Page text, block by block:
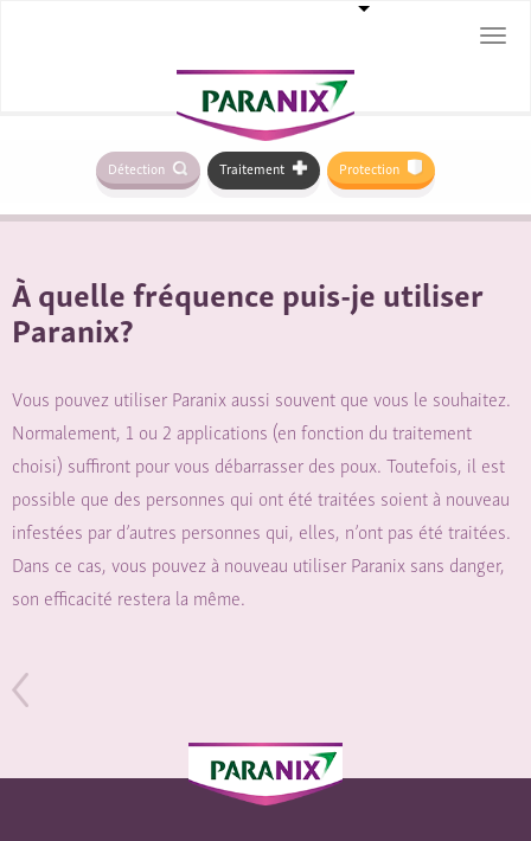
Détection Traitement Protection
À quelle fréquence puis-je utiliser
Paranix?
Vous pouvez utiliser Paranix aussi souvent que vous le souhaitez.
Normalement, 1 ou 2 applications (en fonction du traitement
choisi) suffiront pour vous débarrasser des poux. Toutefois, il est
possible que des personnes qui ont été traitées soient à nouveau
infestées par d’autres personnes qui, elles, n’ont pas été traitées.
Dans ce cas, vous pouvez à nouveau utiliser Paranix sans danger,
son efficacité restera la même.